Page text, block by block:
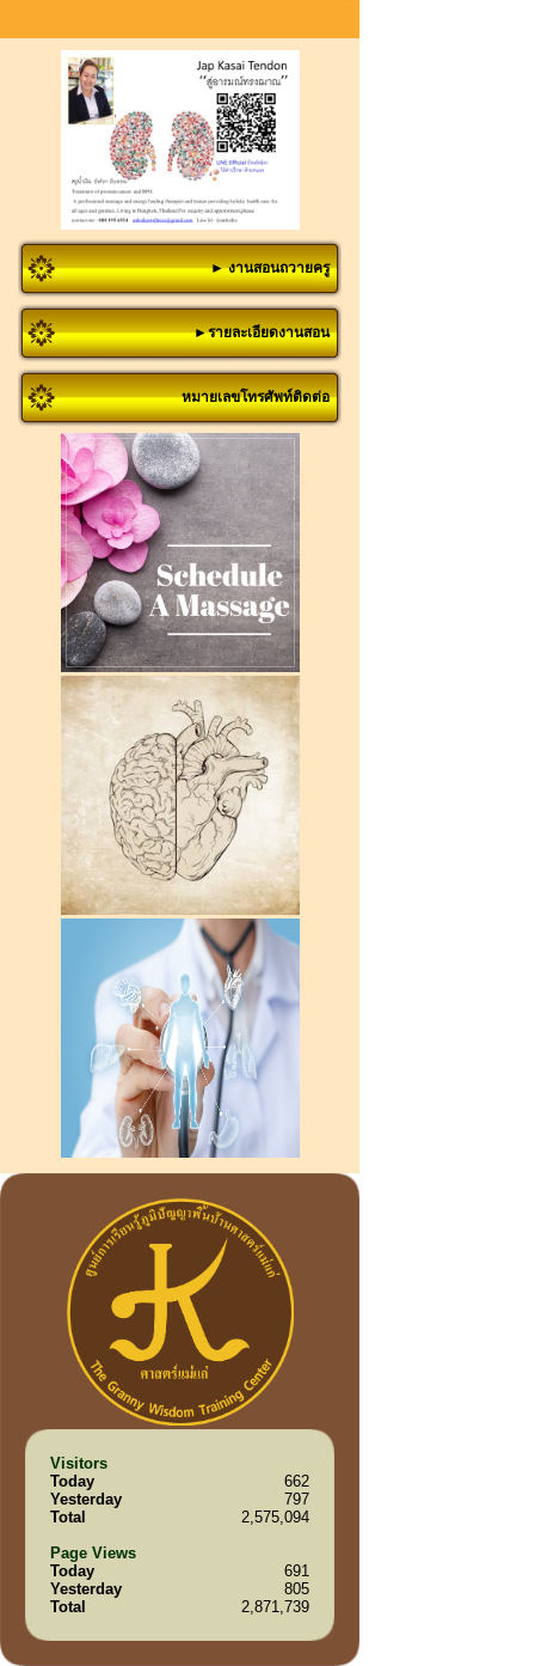
► งานสอนถวายครู
►รายละเอียดงานสอน
หมายเลขโทรศัพท์ติดต่อ
Visitors
Today
662
Yesterday
797
Total
2,575,094
Page Views
Today
691
Yesterday
805
Total
2,871,739